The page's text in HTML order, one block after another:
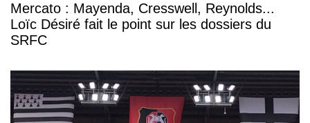
Mercato : Mayenda, Cresswell, Reynolds...
Loïc Désiré fait le point sur les dossiers du
SRFC